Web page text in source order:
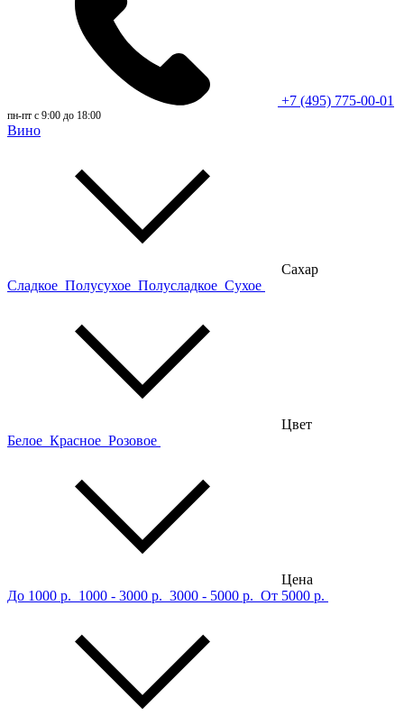
+7 (495) 775-00-01
пн-пт с 9:00 до 18:00
Вино
Сахар
Сладкое Полусухое Полусладкое Сухое
Цвет
Белое Красное Розовое
Цена
До 1000 р. 1000 - 3000 р. 3000 - 5000 р. От 5000 р.